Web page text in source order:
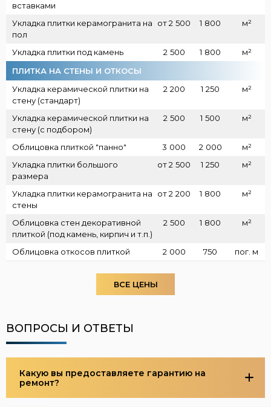
вставками
Укладка плитки керамогранита на
пол
от 2 500 1 800 м²
Укладка плитки под камень 2 500 1 800
м²
ПЛИТКА НА СТЕНЫ И ОТКОСЫ
Укладка керамической плитки на
стену (стандарт)
2 200 1 250 м²
Укладка керамической плитки на
стену (с подбором)
2 500 1 500 м²
Облицовка плиткой "панно" 3 000 2 000
м²
Укладка плитки большого
размера
от 2 500 1 250 м²
Укладка плитки керамогранита на
стены
от 2 200 1 800 м²
Облицовка стен декоративной
плиткой (под камень, кирпич и т.п.)
2 500 1 800 м²
Облицовка откосов плиткой 2 000 750 пог. м
ВСЕ ЦЕНЫ
ВОПРОСЫ И ОТВЕТЫ
Какую вы предоставляете гарантию на
ремонт?